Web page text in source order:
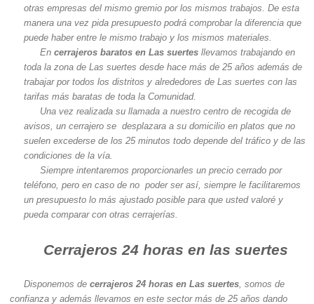
otras empresas del mismo gremio por los mismos trabajos. De esta
manera una vez pida presupuesto podrá comprobar la diferencia que
puede haber entre le mismo trabajo y los mismos materiales.
Encerrajeros baratos en Las suertes llevamos trabajando en
toda la zona de Las suertes desde hace más de 25 años además de
trabajar por todos los distritos y alrededores de Las suertes con las
tarifas más baratas de toda la Comunidad.
Una vez realizada su llamada a nuestro centro de recogida de
avisos, un cerrajero se desplazara a su domicilio en platos que no
suelen excederse de los 25 minutos todo depende del tráfico y de las
condiciones de la vía.
Siempre intentaremos proporcionarles un precio cerrado por
teléfono, pero en caso de no poder ser así, siempre le facilitaremos
un presupuesto lo más ajustado posible para que usted valoré y
pueda comparar con otras cerrajerías.
Cerrajeros 24 horas en las suertes
Disponemos de cerrajeros 24 horas en Las suertes , somos de
confianza y además llevamos en este sector más de 25 años dando